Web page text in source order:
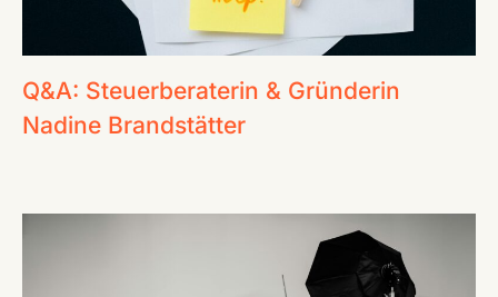
Q&A: Steuerberaterin & Gründerin
Nadine Brandstätter